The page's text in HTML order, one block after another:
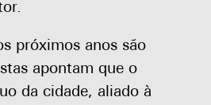
próximos anos são
apontam que o
da cidade, aliado à